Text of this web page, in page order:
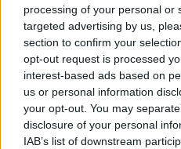
processing of your personal or
targeted advertising by us,
section to confirm your
opt-out request is processed
interest-based ads based on
us or personal information
your opt-out. You may
disclosure of your personal
IAB’s list of downstream
Πηγή: ΑΠΕ-ΜΠΕ
Ακολουθήστε το insider.gr
πρώτοι όλες τιςειδήσειςαπό